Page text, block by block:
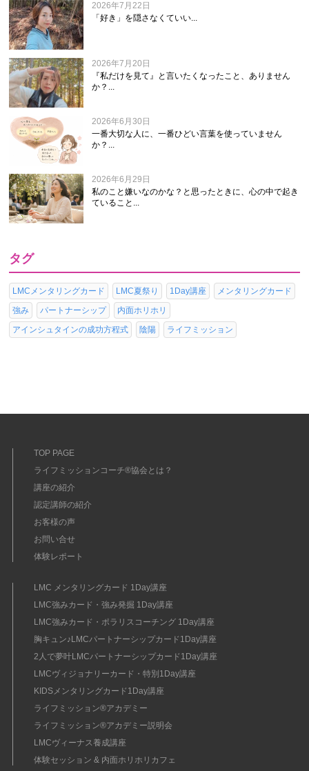
2026年7月22日
「好き」を隠さなくていい...
2026年7月20日
『私だけを見て』と言いたくなったこと、ありません
か？...
2026年6月30日
一番大切な人に、一番ひどい言葉を使っていません
か？...
2026年6月29日
私のこと嫌いなのかな？と思ったときに、心の中で起き
ていること...
タグ
LMCメンタリングカード LMC夏祭り 1Day講座
メンタリングカード
強み
パートナーシップ
内面ホリホリ
アインシュタインの成功方程式
陰陽 ライフミッション
TOP PAGE
ライフミッションコーチ®協会とは？
講座の紹介
認定講師の紹介
お客様の声
お問い合せ
体験レポート
LMC メンタリングカード 1Day講座
LMC強みカード・強み発掘 1Day講座
LMC強みカード・ポラリスコーチング 1Day講座
胸キュン♪LMCパートナーシップカード1Day講座
2人で夢叶LMCパートナーシップカード1Day講座
LMCヴィジョナリーカード・特別1Day講座
KIDSメンタリングカード1Day講座
ライフミッション®︎アカデミー
ライフミッション®︎アカデミー説明会
LMCヴィーナス養成講座
体験セッション & 内面ホリホリカフェ